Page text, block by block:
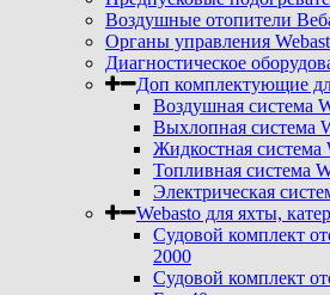
Воздушные отопители
Органы управления
Диагностическое
Доп комплектующие
Воздушная система
Выхлопная система
Жидкостная система
Топливная система
Электрическая
Webasto для яхты,
Судовой комплект
2000
Судовой комплект